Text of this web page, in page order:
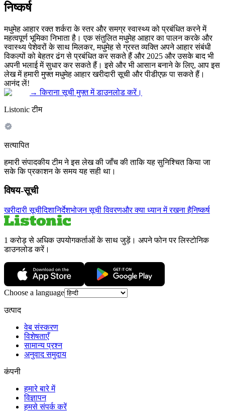
निष्कर्ष
मधुमेह आहार रक्त शर्करा के स्तर और समग्र स्वास्थ्य को प्रबंधित करने में
महत्वपूर्ण भूमिका निभाता है। एक संतुलित मधुमेह आहार का पालन करके और
स्वास्थ्य पेशेवरों के साथ मिलकर, मधुमेह से ग्रस्त व्यक्ति अपने आहार संबंधी
विकल्पों को बेहतर ढंग से प्रबंधित कर सकते हैं और 2025 और उसके बाद भी
अपनी भलाई में सुधार कर सकते हैं। इसे और भी आसान बनाने के लिए, आप इस
लेख में हमारी मुफ्त मधुमेह आहार खरीदारी सूची और पीडीएफ़ पा सकते हैं।
आनंद लें!
→किराना सूची मुफ्त में डाउनलोड करें।
Listonic टीम
सत्यापित
हमारी संपादकीय टीम ने इस लेख की जाँच की ताकि यह सुनिश्चित किया जा
सके कि प्रकाशन के समय यह सही था।
विषय-सूची
खरीदारी सूचीदिशानिर्देशभोजन सूची विवरणऔर क्या ध्यान में रखना हैनिष्कर्ष
1 करोड़ से अधिक उपयोगकर्ताओं के साथ जुड़ें। अपने फोन पर लिस्टोनिक
डाउनलोड करें।
Choose a language
उत्पाद
वेब संस्करण
विशेषताएँ
सामान्य प्रश्न
अनुवाद समुदाय
कंपनी
हमारे बारे में
विज्ञापन
हमसे संपर्क करें